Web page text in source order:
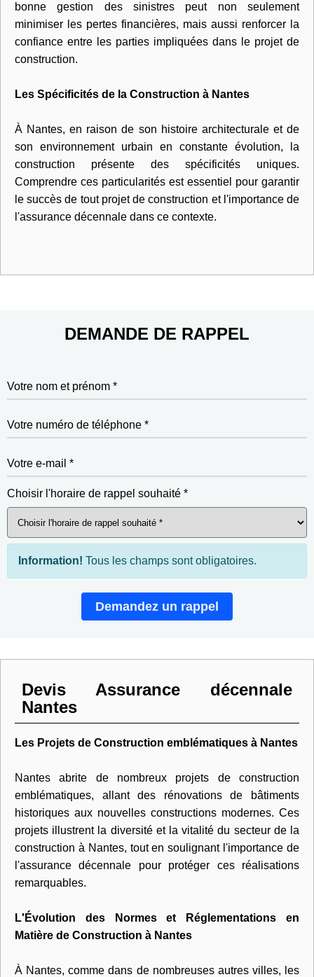
bonne gestion des sinistres peut non seulement
minimiser les pertes financières, mais aussi renforcer la
confiance entre les parties impliquées dans le projet de
construction.
Les Spécificités de la Construction à Nantes
À Nantes, en raison de son histoire architecturale et de
son environnement urbain en constante évolution, la
construction présente des spécificités uniques.
Comprendre ces particularités est essentiel pour garantir
le succès de tout projet de construction et l'importance de
l'assurance décennale dans ce contexte.
DEMANDE DE RAPPEL
Votre nom et prénom *
Votre numéro de téléphone *
Votre e-mail *
Choisir l'horaire de rappel souhaité *
Information! Tous les champs sont obligatoires.
Demandez un rappel
Devis Assurance décennale
Nantes
Les Projets de Construction emblématiques à Nantes
Nantes abrite de nombreux projets de construction
emblématiques, allant des rénovations de bâtiments
historiques aux nouvelles constructions modernes. Ces
projets illustrent la diversité et la vitalité du secteur de la
construction à Nantes, tout en soulignant l'importance de
l'assurance décennale pour protéger ces réalisations
remarquables.
L'Évolution des Normes et Réglementations en
Matière de Construction à Nantes
À Nantes, comme dans de nombreuses autres villes, les